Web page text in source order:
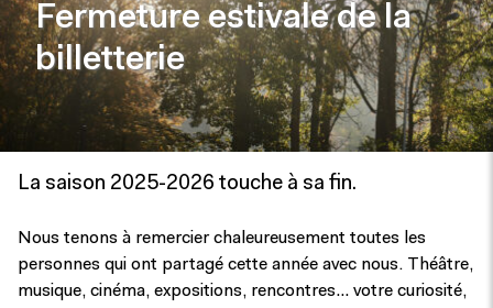
Fermeture estivale de la
billetterie
La saison 2025-2026 touche à sa fin.
Nous tenons à remercier chaleureusement toutes les
personnes qui ont partagé cette année avec nous. Théâtre,
musique, cinéma, expositions, rencontres… votre curiosité,